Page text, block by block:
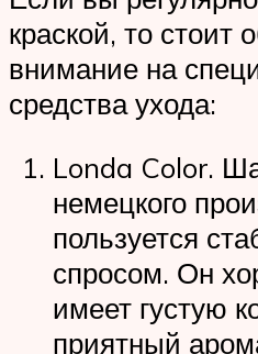
краской, то стоит
внимание на
средства ухода:
Londa Color.
немецкого
пользуется
спросом. Он
имеет густую
приятный